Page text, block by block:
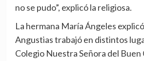
no se pudo”, explicó la religiosa.
La hermana María Ángeles
Angustias trabajó en distintos
Colegio Nuestra Señora del Buen